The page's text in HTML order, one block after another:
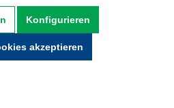
AGB
Impressum
Batterieentsorgung
Konfigurieren
akzeptieren